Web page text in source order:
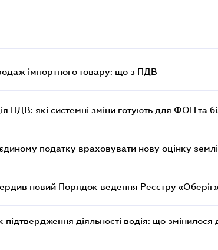
імпортного товару: що з ПДВ
ПДВ: які системні зміни готують для ФОП та
податку враховувати нову оцінку
новий Порядок ведення Реєстру
діяльності водія: що змінилося